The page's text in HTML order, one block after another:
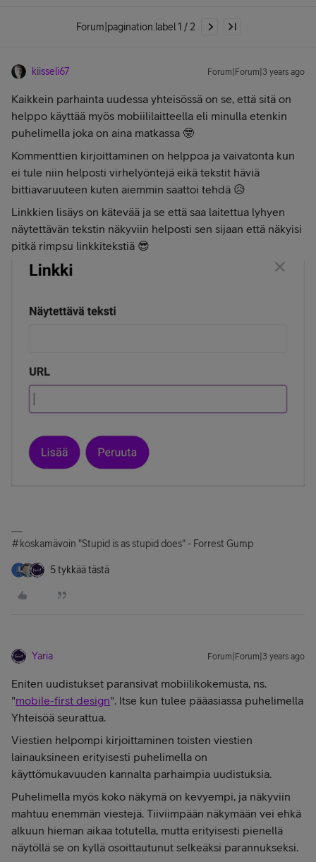
Forum|pagination.label 1 / 2
kiisseli67 Forum|Forum|3 years ago
Kaikkein parhainta uudessa yhteisössä on se, että sitä on
helppo käyttää myös mobiililaitteella eli minulla etenkin
puhelimella joka on aina matkassa 🤓
Kommenttien kirjoittaminen on helppoa ja vaivatonta kun
ei tule niin helposti virhelyöntejä eikä tekstit häviä
bittiavaruuteen kuten aiemmin saattoi tehdä 😥
Linkkien lisäys on kätevää ja se että saa laitettua lyhyen
näytettävän tekstin näkyviin helposti sen sijaan että näkyisi
pitkä rimpsu linkkitekstiä 😎
#koskamävoin "Stupid is as stupid does" - Forrest Gump
5 tykkää tästä
Yaria Forum|Forum|3 years ago
Eniten uudistukset paransivat mobiilikokemusta, ns.
"mobile-first design". Itse kun tulee pääasiassa puhelimella
Yhteisöä seurattua.
Viestien helpompi kirjoittaminen toisten viestien
lainauksineen erityisesti puhelimella on
käyttömukavuuden kannalta parhaimpia uudistuksia.
Puhelimella myös koko näkymä on kevyempi, ja näkyviin
mahtuu enemmän viestejä. Tiiviimpään näkymään vei ehkä
alkuun hieman aikaa totutella, mutta erityisesti pienellä
näytöllä se on kyllä osoittautunut selkeäksi parannukseksi.